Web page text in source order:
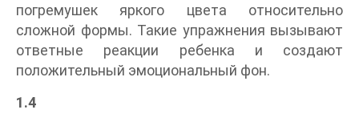
погремушек яркого цвета относительно
сложной формы. Такие упражнения вызывают
ответные реакции ребенка и создают
положительный эмоциональный фон.
1.4